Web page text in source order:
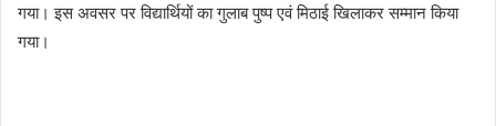
गया। इस अवसर पर विद्यार्थियों का गुलाब पुष्प एवं मिठाई खिलाकर सम्मान किया
गया।